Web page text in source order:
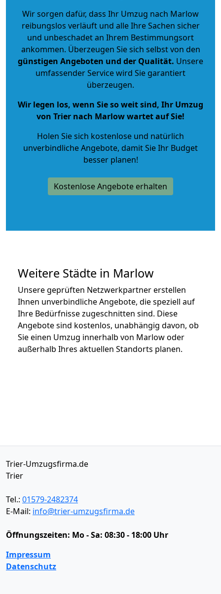
Wir sorgen dafür, dass Ihr Umzug nach Marlow
reibungslos verläuft und alle Ihre Sachen sicher
und unbeschadet an Ihrem Bestimmungsort
ankommen. Überzeugen Sie sich selbst von den
günstigen Angeboten und der Qualität. Unsere
umfassender Service wird Sie garantiert
überzeugen.
Wir legen los, wenn Sie so weit sind, Ihr Umzug
von Trier nach Marlow wartet auf Sie!
Holen Sie sich kostenlose und natürlich
unverbindliche Angebote, damit Sie Ihr Budget
besser planen!
Kostenlose Angebote erhalten
Weitere Städte in Marlow
Unsere geprüften Netzwerkpartner erstellen
Ihnen unverbindliche Angebote, die speziell auf
Ihre Bedürfnisse zugeschnitten sind. Diese
Angebote sind kostenlos, unabhängig davon, ob
Sie einen Umzug innerhalb von Marlow oder
außerhalb Ihres aktuellen Standorts planen.
Trier-Umzugsfirma.de
Trier
Tel.: 01579-2482374
E-Mail: info@trier-umzugsfirma.de
Öffnungszeiten: Mo - Sa: 08:30 - 18:00 Uhr
Impressum
Datenschutz